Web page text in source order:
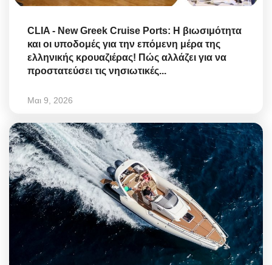
CLIA - New Greek Cruise Ports: Η βιωσιμότητα
και οι υποδομές για την επόμενη μέρα της
ελληνικής κρουαζιέρας! Πώς αλλάζει για να
προστατεύσει τις νησιωτικές...
Μαι 9, 2026